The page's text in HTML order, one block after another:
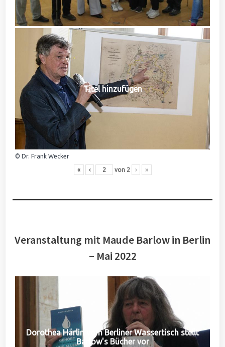
Titel hinzufügen
© Dr. Frank Wecker
« ‹ von 2 › »
Veranstaltung mit Maude Barlow in Berlin
– Mai 2022
Dorothea Härlin vom Berliner Wassertisch stellt
Barlow's Bücher vor